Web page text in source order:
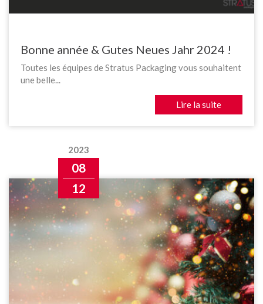
Bonne année & Gutes Neues Jahr 2024 !
Toutes les équipes de Stratus Packaging vous souhaitent
une belle...
Lire la suite
2023
08
12